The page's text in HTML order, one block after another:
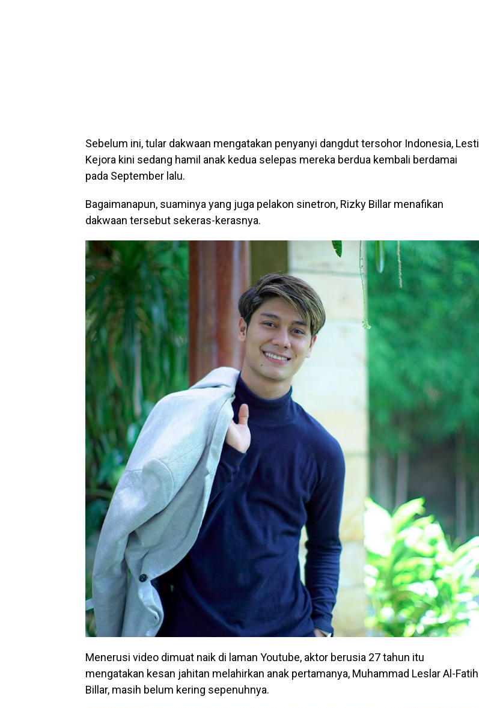
Sebelum ini, tular dakwaan mengatakan penyanyi dangdut tersohor Indonesia, Lesti
Kejora kini sedang hamil anak kedua selepas mereka berdua kembali berdamai
pada September lalu.
Bagaimanapun, suaminya yang juga pelakon sinetron, Rizky Billar menafikan
dakwaan tersebut sekeras-kerasnya.
Menerusi video dimuat naik di laman Youtube, aktor berusia 27 tahun itu
mengatakan kesan jahitan melahirkan anak pertamanya, Muhammad Leslar Al-Fatih
Billar, masih belum kering sepenuhnya.